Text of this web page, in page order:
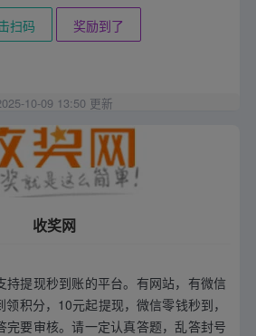
扫码 奖励到了
10-09 13:50 更新
收奖网
持提现秒到账的平台。有网站，有微信
积分，10元起提现，微信零钱秒到，
完要审核。请一定认真答题，乱答封号